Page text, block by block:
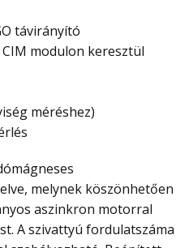
távirányító
modulon keresztül
méréshez)
melynek köszönhetően
aszinkron motorral
A szivattyú fordulatszáma